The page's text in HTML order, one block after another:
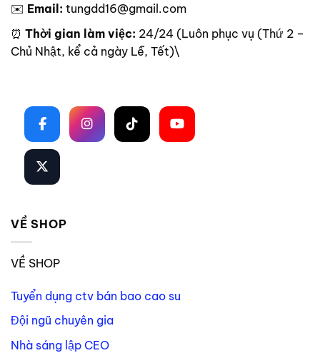
✉️ Email: tungdd16@gmail.com
⏰ Thời gian làm việc: 24/24 (Luôn phục vụ (Thứ 2 –
Chủ Nhật, kể cả ngày Lễ, Tết)\
VỀ SHOP
VỀ SHOP
Tuyển dụng ctv bán bao cao su
Đội ngũ chuyên gia
Nhà sáng lập CEO